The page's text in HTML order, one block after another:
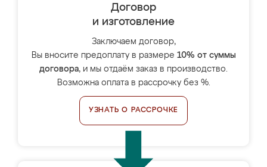
Договор
и изготовление
Заключаем договор,
Вы вносите предоплату в размере 10% от суммы
договора, и мы отдаём заказ в производство.
Возможна оплата в рассрочку без %.
УЗНАТЬ О РАССРОЧКЕ